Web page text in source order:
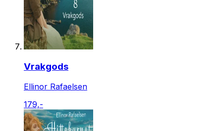
Vrakgods
Ellinor Rafaelsen
179,-